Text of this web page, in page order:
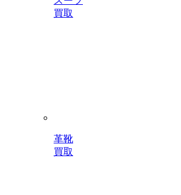
買取
革靴
買取